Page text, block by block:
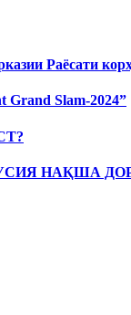
Раёсати
Grand Slam-2024”
НАҚША